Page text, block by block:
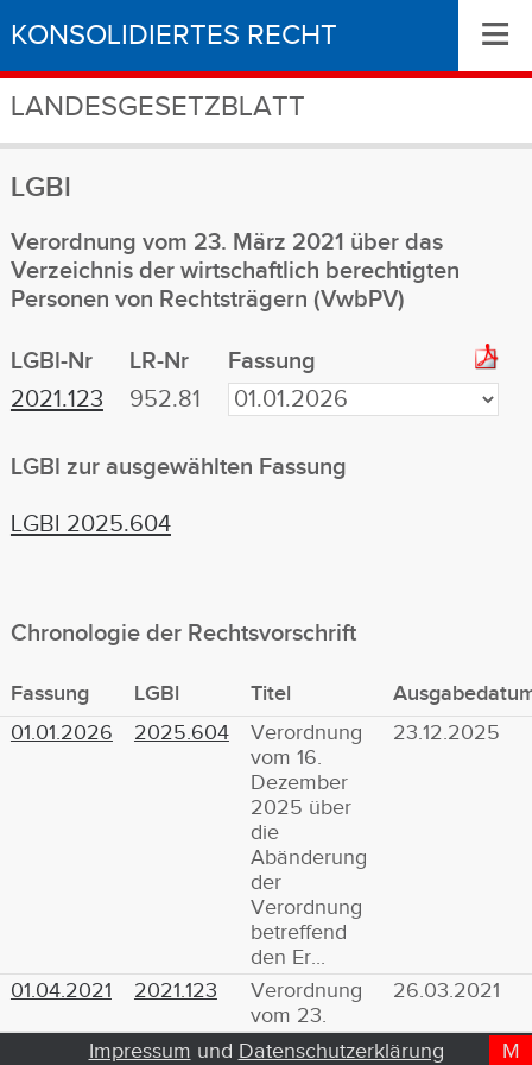
KONSOLIDIERTES RECHT
LANDESGESETZBLATT
≡
LGBl
Verordnung vom 23. März 2021 über das
Verzeichnis der wirtschaftlich berechtigten
Personen von Rechtsträgern (VwbPV)
LGBl-Nr LR-Nr
Fassung
2021.123
952.81
LGBl zur ausgewählten Fassung
LGBl 2025.604
Chronologie der Rechtsvorschrift
Fassung LGBl Titel
01.01.2026
2025.604
Verordnung
vom 16.
Dezember
2025 über
die
Abänderung
der
Verordnung
betreffend
den Er...
23.12.2025
01.04.2021 2021.123
Verordnung
vom 23.
März 2021
26.03.2021
D
T
M
Impressum und Datenschutzerklärung